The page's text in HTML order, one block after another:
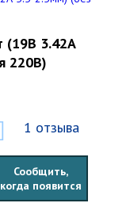
(19В 3.42А
220В)
1 отзыва
Сообщить,
когда появится